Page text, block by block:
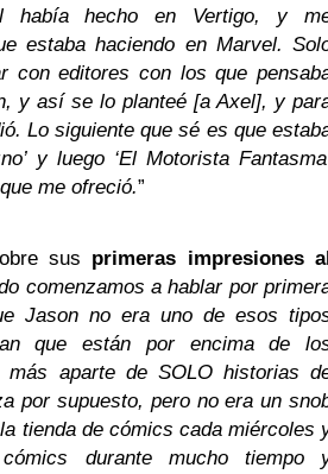
había hecho en Vertigo, y
estaba haciendo en Marvel.
con editores con los que
y así se lo planteé [a Axel], y
Lo siguiente que sé es que
y luego ‘El Motorista
me ofreció.”
sus primeras impresiones
comenzamos a hablar por
Jason no era uno de esos
que están por encima de
más aparte de SOLO historias
por supuesto, pero no era un
tienda de cómics cada miércoles
durante mucho tiempo